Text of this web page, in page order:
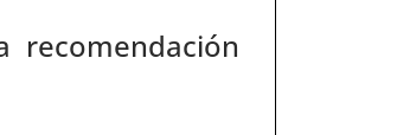
recomendación